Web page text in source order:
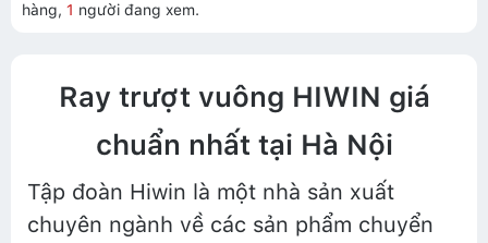
hàng, 1 người đang xem.
Ray trượt vuông HIWIN giá
chuẩn nhất tại Hà Nội
Tập đoàn Hiwin là một nhà sản xuất
chuyên ngành về các sản phẩm chuyển